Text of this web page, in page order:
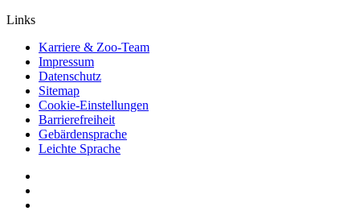
Links
Karriere & Zoo-Team
Impressum
Datenschutz
Sitemap
Cookie-Einstellungen
Barrierefreiheit
Gebärdensprache
Leichte Sprache
Social
Media